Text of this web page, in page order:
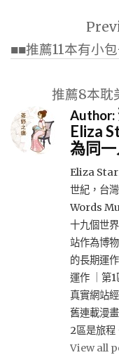
導
■■推薦11本有小
推薦8本耽
Author:
Eliza
為同
Eliza
世紀，台
Words
十九個世
站作為博
的長期運
運作 ｜第
真實網站
舊連載漫
2區是旅程
View all